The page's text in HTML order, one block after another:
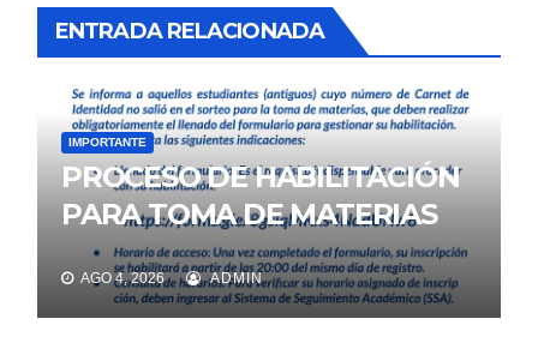
ENTRADA RELACIONADA
IMPORTANTE
PROCESO DE HABILITACIÓN
PARA TOMA DE MATERIAS
AGO 4, 2026 ADMIN